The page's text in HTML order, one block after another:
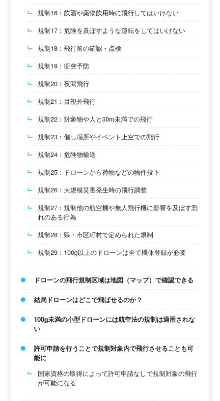
規制16：飲酒や薬物飲用時に飛行してはいけない
規制17：危険を及ぼすような運転をしてはいけない
規制18：飛行前の確認・点検
規制19：衝突予防
規制20：夜間飛行
規制21：目視外飛行
規制22：対象物や人と30m未満での飛行
規制23：催し場所やイベント上空での飛行
規制24：危険物輸送
規制25：ドローンから荷物などの物件投下
規制26：大規模災害発生時の飛行調整
規制27：規制他の航空機や無人飛行機に影響を及ぼす恐
れのある行為
規制28：県・市区町村で定められた規制
規制29：100g以上のドローンは全て機体登録が必要
ドローンの飛行規制区域は地図（マップ）で確認できる
結局ドローンはどこで飛ばせるのか？
100g未満の小型ドローンには航空法の規制は適用されな
い
許可申請を行うことで規制対象内で飛行させることも可
能に
国家資格の取得によって許可申請なしで規制対象の飛行
が可能になる